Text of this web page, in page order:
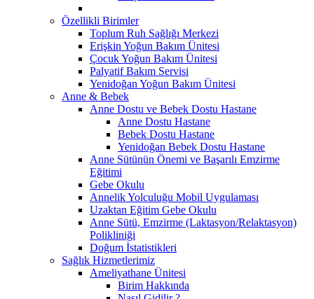
Özellikli Birimler
Toplum Ruh Sağlığı Merkezi
Erişkin Yoğun Bakım Ünitesi
Çocuk Yoğun Bakım Ünitesi
Palyatif Bakım Servisi
Yenidoğan Yoğun Bakım Ünitesi
Anne & Bebek
Anne Dostu ve Bebek Dostu Hastane
Anne Dostu Hastane
Bebek Dostu Hastane
Yenidoğan Bebek Dostu Hastane
Anne Sütünün Önemi ve Başarılı Emzirme
Eğitimi
Gebe Okulu
Annelik Yolculuğu Mobil Uygulaması
Uzaktan Eğitim Gebe Okulu
Anne Sütü, Emzirme (Laktasyon/Relaktasyon)
Polikliniği
Doğum İstatistikleri
Sağlık Hizmetlerimiz
Ameliyathane Ünitesi
Birim Hakkında